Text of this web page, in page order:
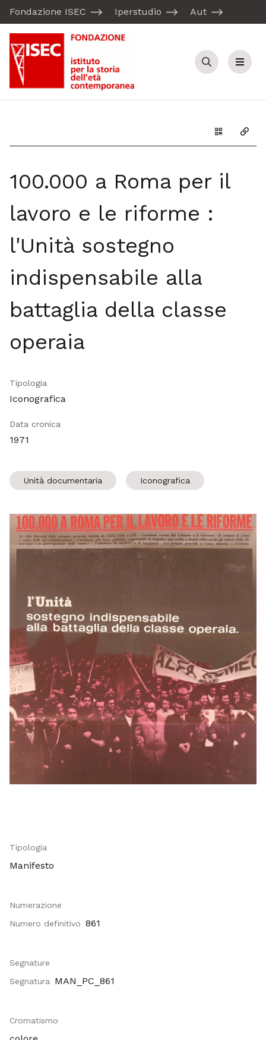
Fondazione ISEC Iperstudio Aut
Cerca Menu
Genera il
100.000 a Roma per il
lavoro e le riforme :
l'Unità sostegno
indispensabile alla
battaglia della classe
operaia
Tipologia
Iconografica
Data cronica
1971
Unità documentaria Iconografica
Tipologia
Manifesto
Numerazione
Numero definitivo 861
Segnature
Segnatura
MAN_PC_861
Cromatismo